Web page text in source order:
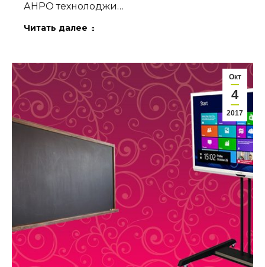
АНРО технолоджи…
Читать далее
Окт
4
2017